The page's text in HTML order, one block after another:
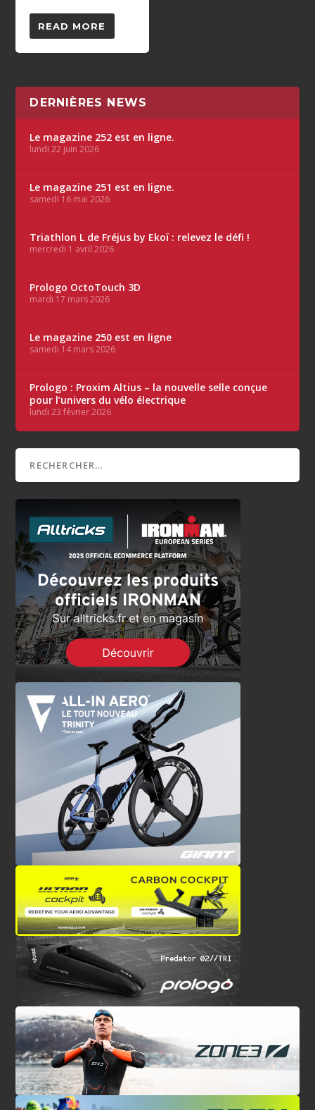
READ MORE
DERNIÈRES NEWS
Le magazine 252 est en ligne.
lundi 22 juin 2026
Le magazine 251 est en ligne.
samedi 16 mai 2026
Triathlon L de Fréjus by Ekoï : relevez le défi !
mercredi 1 avril 2026
Prologo OctoTouch 3D
mardi 17 mars 2026
Le magazine 250 est en ligne
samedi 14 mars 2026
Prologo : Proxim Altius – la nouvelle selle conçue
pour l’univers du vélo électrique
lundi 23 février 2026